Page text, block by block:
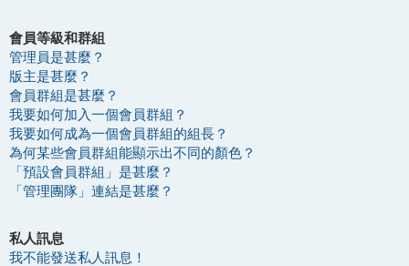
會員等級和群組
管理員是甚麼？
版主是甚麼？
會員群組是甚麼？
我要如何加入一個會員群組？
我要如何成為一個會員群組的組長？
為何某些會員群組能顯示出不同的顏色？
「預設會員群組」是甚麼？
「管理團隊」連結是甚麼？
私人訊息
我不能發送私人訊息！